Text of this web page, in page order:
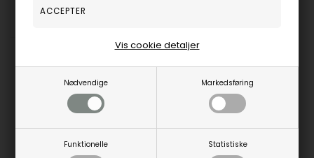
Nødvendige Markedsføring
Funktionelle Statistiske
Vis cookie detaljer
POPULÆRE BRANDS